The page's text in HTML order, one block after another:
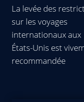
La levée des
sur les voyages
internationaux aux
États-Unis est
recommandée